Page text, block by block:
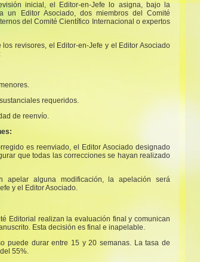
inicial, el Editor-en-Jefe lo asigna, bajo la
un Editor Asociado, dos miembros del Comité
del Comité Científico Internacional o expertos
revisores, el Editor-en-Jefe y el Editor Asociado
requeridos.
de reenvío.
es reenviado, el Editor Asociado designado
que todas las correcciones se hayan realizado
apelar alguna modificación, la apelación será
y el Editor Asociado.
Editorial realizan la evaluación final y comunican
Esta decisión es final e inapelable.
puede durar entre 15 y 20 semanas. La tasa de
55%.